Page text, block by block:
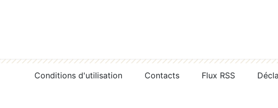
Conditions d'utilisation Contacts Flux RSS